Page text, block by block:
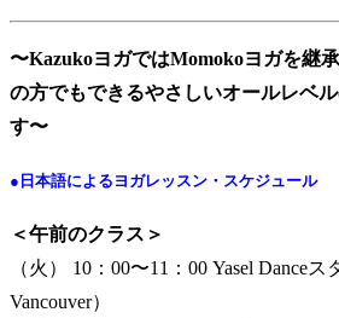
〜KazukoヨガではMomokoヨガを継
の方でもできるやさしいオールレベ
す〜
●日本語によるヨガレッスン・スケジュール
＜午前のクラス＞
（火） 10：00〜11：00 Yasel Dance
Vancouver）